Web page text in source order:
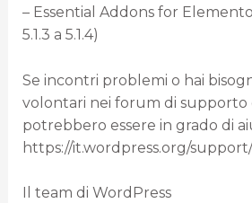
– Essential Addons for
5.1.3 a 5.1.4)
Se incontri problemi o hai
volontari nei forum di supporto
potrebbero essere in grado di
https://it.wordpress.org/
Il team di WordPress